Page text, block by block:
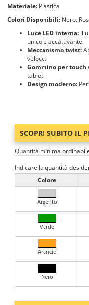
Materiale: Plastica
Colori Disponibili: Nero,
Luce LED interna:
unico e accattivante.
Meccanismo twist:
veloce.
Gommino per touch
tablet.
Design moderno:
SCOPRI SUBITO IL
Quantità minima
Indicare la quantità
Colore
Argento
Verde
Arancio
Nero
Blu Royal